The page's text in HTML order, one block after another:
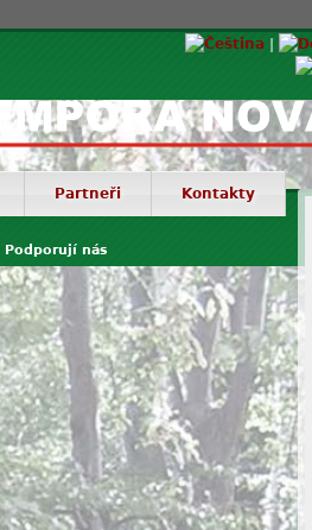
Partneři Kontakty
Podporují nás